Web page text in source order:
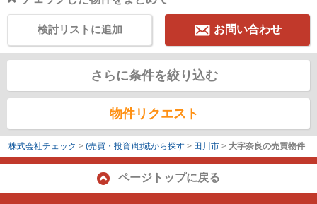
お問い合わせ
検討リストに追加
さらに条件を絞り込む
物件リクエスト
株式会社チェック > (売買・投資)地域から探す > 田川市 > 大字奈良の売買物件
ページトップに戻る